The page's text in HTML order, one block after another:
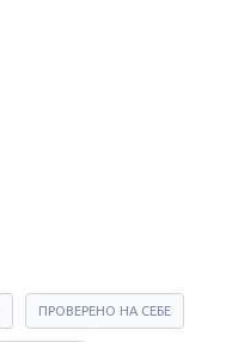
ПРОВЕРЕНО НА СЕБЕ